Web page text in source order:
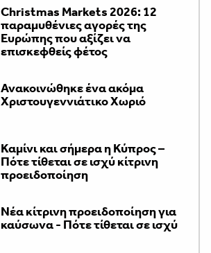
Christmas Markets 2026: 12
παραμυθένιες αγορές της
Ευρώπης που αξίζει να
επισκεφθείς φέτος
Ανακοινώθηκε ένα ακόμα
Χριστουγεννιάτικο Χωριό
Καμίνι και σήμερα η Κύπρος –
Πότε τίθεται σε ισχύ κίτρινη
προειδοποίηση
Νέα κίτρινη προειδοποίηση για
καύσωνα - Πότε τίθεται σε ισχύ